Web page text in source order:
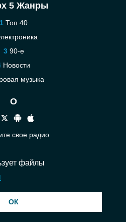
5 Жанры
Топ 40
90-е
Новости
музыка
О
свое радио
файлы
ОК